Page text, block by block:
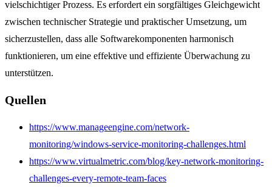
vielschichtiger Prozess. Es erfordert ein sorgfältiges Gleichgewicht
zwischen technischer Strategie und praktischer Umsetzung, um
sicherzustellen, dass alle Softwarekomponenten harmonisch
funktionieren, um eine effektive und effiziente Überwachung zu
unterstützen.
Quellen
https://www.manageengine.com/network-
monitoring/windows-service-monitoring-challenges.html
https://www.virtualmetric.com/blog/key-network-monitoring-
challenges-every-remote-team-faces